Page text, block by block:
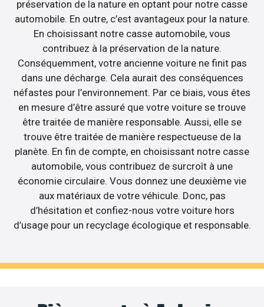
préservation de la nature en optant pour notre casse
automobile. En outre, c’est avantageux pour la nature.
En choisissant notre casse automobile, vous
contribuez à la préservation de la nature.
Conséquemment, votre ancienne voiture ne finit pas
dans une décharge. Cela aurait des conséquences
néfastes pour l’environnement. Par ce biais, vous êtes
en mesure d’être assuré que votre voiture se trouve
être traitée de manière responsable. Aussi, elle se
trouve être traitée de manière respectueuse de la
planète. En fin de compte, en choisissant notre casse
automobile, vous contribuez de surcroît à une
économie circulaire. Vous donnez une deuxième vie
aux matériaux de votre véhicule. Donc, pas
d’hésitation et confiez-nous votre voiture hors
d’usage pour un recyclage écologique et responsable.